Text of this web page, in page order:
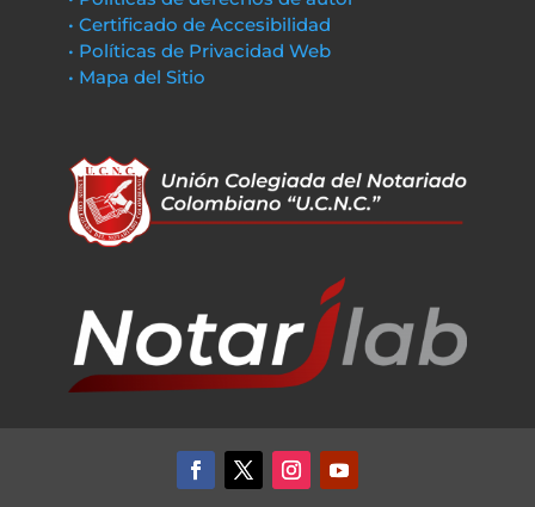
• Certificado de Accesibilidad
• Políticas de Privacidad Web
• Mapa del Sitio